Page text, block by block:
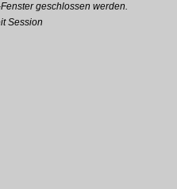
geschlossen werden.
Session